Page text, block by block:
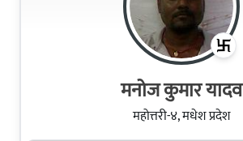
मनोज कुमार यादव
महोत्तरी-४, मधेश प्रदेश